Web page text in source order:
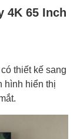
4K 65 Inch
có thiết kế sang
hình hiển thị